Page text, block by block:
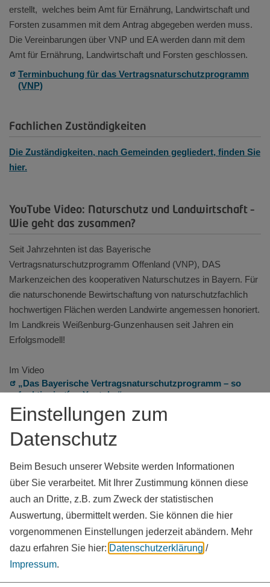
erstellt, welches beim Amt für Ernährung, Landwirtschaft und
Forsten zusammen mit dem Antrag abgegeben werden muss.
Die Vereinbarungen über VNP und EA werden dann mit dem
Amt für Ernährung, Landwirtschaft und Forsten geschlossen.
Terminbuchung für das Vertragsnaturschutzprogramm
(VNP)
Fachlichen Zuständigkeiten
Die Zuständigkeiten, nach Gemeinden gegliedert, finden Sie
hier.
YouTube Video: Naturschutz und Landwirtschaft –
Wie geht das zusammen?
Seit Jahrzehnten ist das Bayerische
Vertragsnaturschutzprogramm Offenland (VNP), DAS
Markenzeichen des kooperativen Naturschutzes in Bayern. Für
die naturschonende Bewirtschaftung von naturschutzfachlich
hochwertigen Flächen werden Landwirte angemessen honoriert.
Im Landkreis Weißenburg-Gunzenhausen seit Jahren ein
Erfolgsmodell!
Im Video
„Das Bayerische Vertragsnaturschutzprogramm – so
funktioniert´s - Youtube“
werden konkrete Bewirtschaftungsmaßnahmen für den
Biotoptyp „Wiese“ praxisnah vorgestellt und das
Förderprogramm übersichtlich erklärt.
Finanziert und zur Verfügung gestellt wurde das Video durch die
Regierung von Niederbayern, Höhere Naturschutzbehörde.
Staatsministerium für Umwelt und Verbraucherschutz.
Weitere Informationen und Formulare erhalten Sie beim
Bayerischen Staatsministerium für Landwirtschaft,
Einstellungen zum
Datenschutz
Beim Besuch unserer Website werden Informationen
über Sie verarbeitet. Mit Ihrer Zustimmung können diese
auch an Dritte, z.B. zum Zweck der statistischen
Auswertung, übermittelt werden. Sie können die hier
vorgenommenen Einstellungen jederzeit abändern. Mehr
dazu erfahren Sie hier: Datenschutzerklärung /
Impressum.